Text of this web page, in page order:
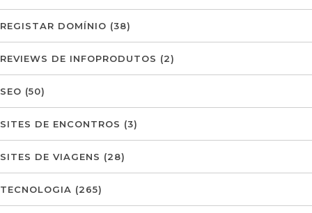
REGISTAR DOMÍNIO (38)
REVIEWS DE INFOPRODUTOS (2)
SEO (50)
SITES DE ENCONTROS (3)
SITES DE VIAGENS (28)
TECNOLOGIA (265)